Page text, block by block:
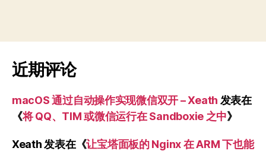
近期评论
macOS 通过自动操作实现微信双开 – Xeath 发表在
《将 QQ、TIM 或微信运行在 Sandboxie 之中》
Xeath发表在《让宝塔面板的 Nginx 在 ARM 下也能